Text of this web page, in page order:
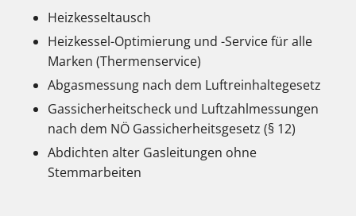
Heizkesseltausch
Heizkessel-Optimierung und -Service für alle
Marken (Thermenservice)
Abgasmessung nach dem Luftreinhaltegesetz
Gassicherheitscheck und Luftzahlmessungen
nach dem NÖ Gassicherheitsgesetz (§ 12)
Abdichten alter Gasleitungen ohne
Stemmarbeiten